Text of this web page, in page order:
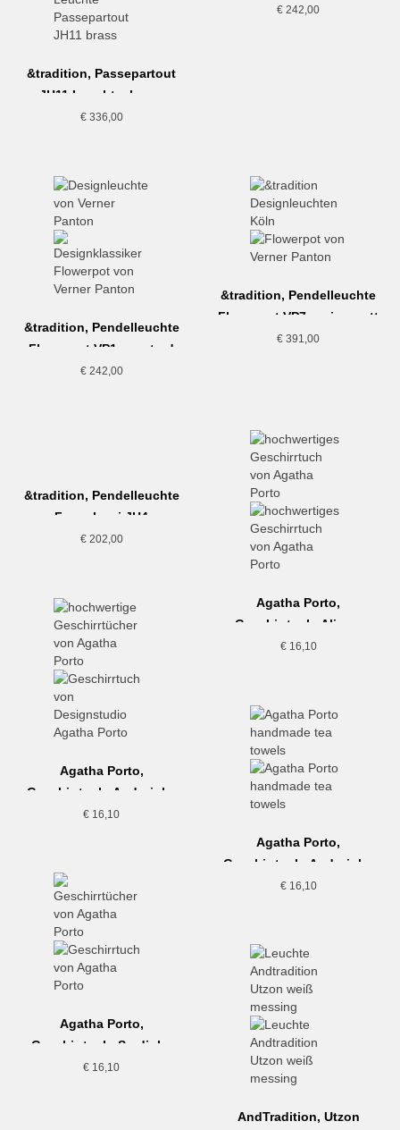
&tradition, Passepartout
JH11 Leuchte, brass
€336,00
mattschwarz
€ 242,00
&tradition, Pendelleuchte
Flowerpot VP1, mustard
€242,00
&tradition, Pendelleuchte
Flowerpot VP7, weiss matt
€ 391,00
&tradition, Pendelleuchte
Formakami JH4
€202,00
Agatha Porto,
Geschirrtuch, Aljezur
€16,10
Agatha Porto,
Geschirrtuch, Andorinha
€ 16,10
Agatha Porto,
Geschirrtuch, Andorinha
Grande
€16,10
Agatha Porto,
Geschirrtuch, Sardinha
€ 16,10
AndTradition, Utzon